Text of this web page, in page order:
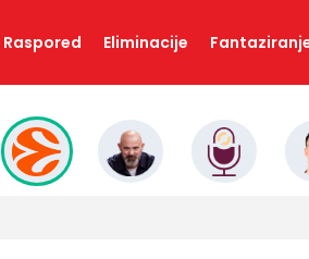
Raspored Eliminacije